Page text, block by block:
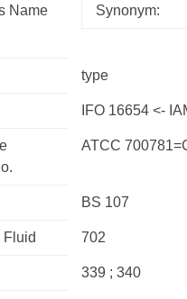
Name Synonym:
type
IFO 16654 <-
ATCC
BS 107
Fluid 702
339 ; 340